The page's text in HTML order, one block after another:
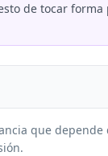
de tocar forma
que depende